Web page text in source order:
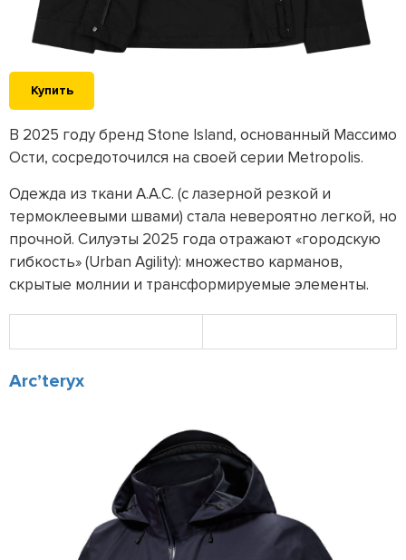
Купить
В 2025 году бренд Stone Island, основанный Массимо
Ости, сосредоточился на своей серии Metropolis.
Одежда из ткани A.A.C. (с лазерной резкой и
термоклеевыми швами) стала невероятно легкой, но
прочной. Силуэты 2025 года отражают «городскую
гибкость» (Urban Agility): множество карманов,
скрытые молнии и трансформируемые элементы.
Arc’teryx